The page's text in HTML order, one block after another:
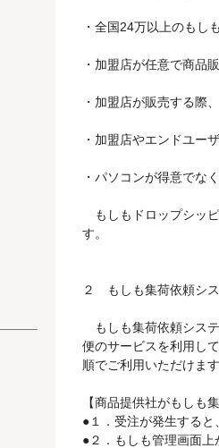
・全国24万以上のもし
・加盟店が任意で商品
・加盟店が販売する際
・加盟店やエンドユー
・パソコンが得意でな
もしもドロップシッ
す。
２ もしも集荷依頼シ
もしも集荷依頼シス
便のサービスを利用し
順でご利用いただけま
【商品提供社がもしも
●１．受注が発生する
●２．もしも管理画面